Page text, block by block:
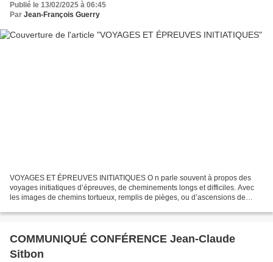
Publié le 13/02/2025 à 06:45
Par Jean-François Guerry
VOYAGES ET ÉPREUVES INITIATIQUES O n parle souvent à propos des
voyages initiatiques d’épreuves, de cheminements longs et difficiles. Avec
les images de chemins tortueux, remplis de pièges, ou d’ascensions de
COMMUNIQUÉ CONFÉRENCE Jean-Claude
Sitbon